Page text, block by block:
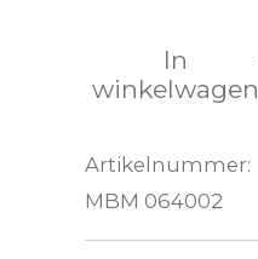
In
winkelwagen
Artikelnummer:
MBM 064002